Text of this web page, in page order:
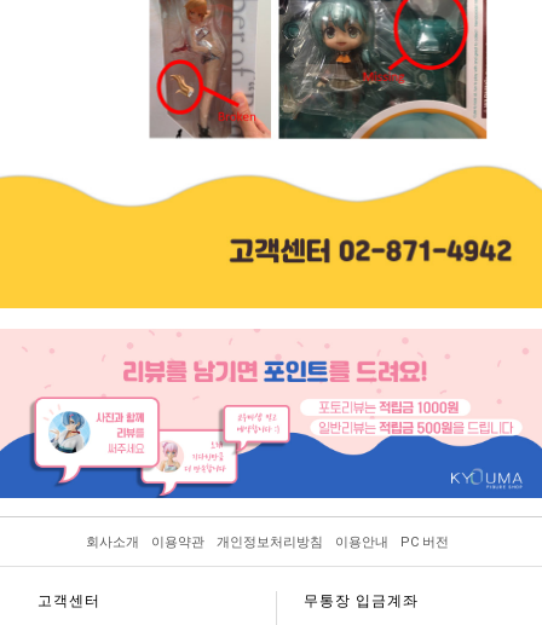
회사소개 이용약관 개인정보처리방침 이용안내 PC 버전
고객센터 무통장 입금계좌